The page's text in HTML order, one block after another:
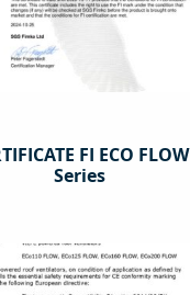
FI ECO FLOW
Series